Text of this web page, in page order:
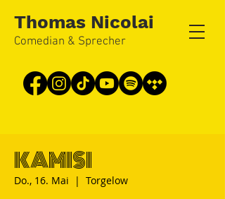
Thomas Nicolai
Comedian & Sprecher
KAMISI
Do., 16. Mai
  |
Torgelow